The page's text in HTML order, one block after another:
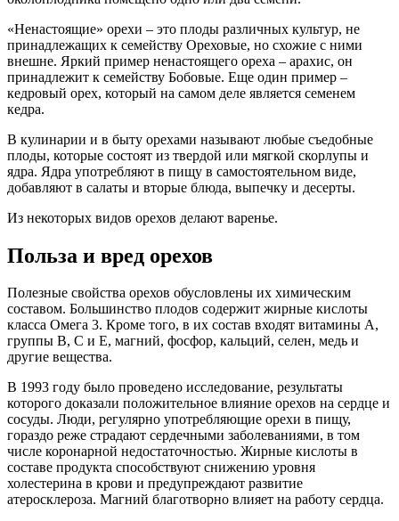
«Ненастоящие» орехи – это плоды различных культур, не
принадлежащих к семейству Ореховые, но схожие с ними
внешне. Яркий пример ненастоящего ореха – арахис, он
принадлежит к семейству Бобовые. Еще один пример –
кедровый орех, который на самом деле является семенем
кедра.
В кулинарии и в быту орехами называют любые съедобные
плоды, которые состоят из твердой или мягкой скорлупы и
ядра. Ядра употребляют в пищу в самостоятельном виде,
добавляют в салаты и вторые блюда, выпечку и десерты.
Из некоторых видов орехов делают варенье.
Польза и вред орехов
Полезные свойства орехов обусловлены их химическим
составом. Большинство плодов содержит жирные кислоты
класса Омега 3. Кроме того, в их состав входят витамины А,
группы В, С и Е, магний, фосфор, кальций, селен, медь и
другие вещества.
В 1993 году было проведено исследование, результаты
которого доказали положительное влияние орехов на сердце и
сосуды. Люди, регулярно употребляющие орехи в пищу,
гораздо реже страдают сердечными заболеваниями, в том
числе коронарной недостаточностью. Жирные кислоты в
составе продукта способствуют снижению уровня
холестерина в крови и предупреждают развитие
атеросклероза. Магний благотворно влияет на работу сердца.